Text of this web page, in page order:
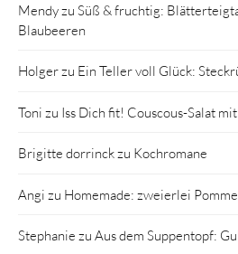
Mendyzu Süß & fruchtig:
Blaubeeren
Holgerzu Ein Teller voll Glück:
Toni zu Iss Dich fit! Couscous-Salat
Brigitte dorrinckzu Kochromane
Angi zu Homemade: zweierlei
Stephanie zu Aus dem Suppentopf: